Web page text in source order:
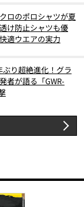
ロのポロシャツが夏
け防止シャツも優
適ウエアの実力
ぶり超絶進化！グラ
者が語る「GWR-